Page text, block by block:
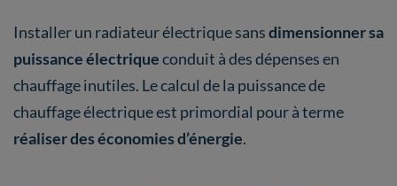
Installer un radiateur électrique sansdimensionner sa
puissance électriqueconduit à des dépenses en
chauffage inutiles. Le calcul de la puissance de
chauffage électriqueest primordial pour à terme
réaliser des économies d’énergie.